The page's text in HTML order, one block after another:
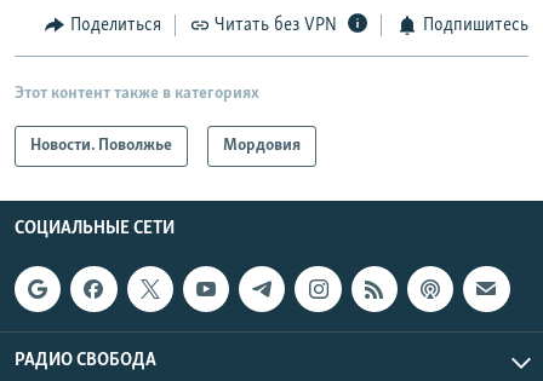
Поделиться Читать без VPN Подпишитесь
Этот контент также в категориях
Новости. Поволжье Мордовия
СОЦИАЛЬНЫЕ СЕТИ
РАДИО СВОБОДА